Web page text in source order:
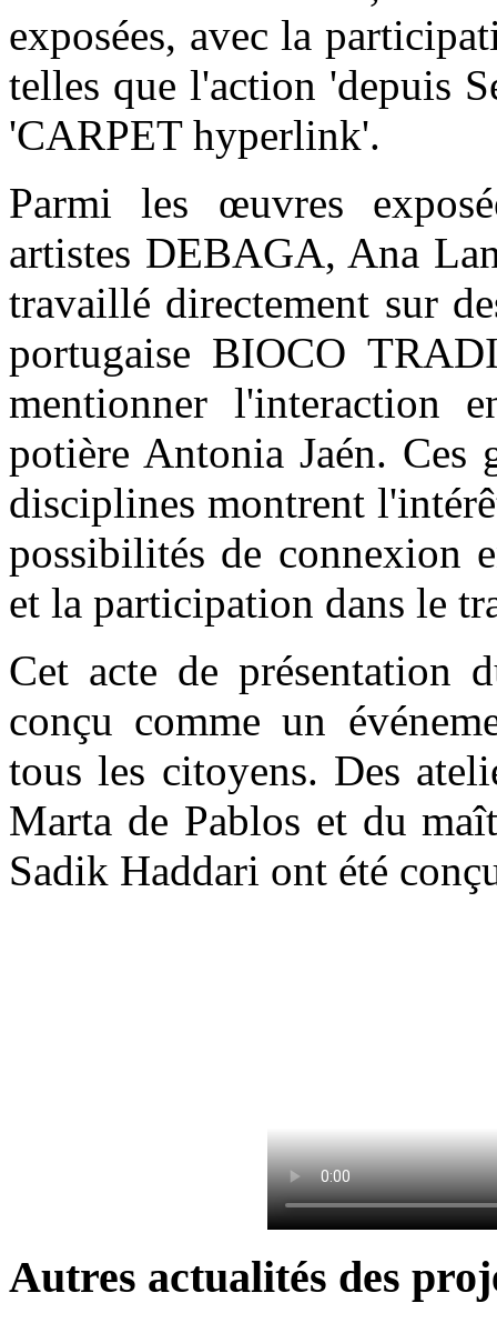
exposées, avec la
telles que l'action 'depuis
'CARPET hyperlink'.
Parmi les œuvres
artistes DEBAGA, Ana
travaillé directement sur
portugaise BIOCO
mentionner l'interaction
potière Antonia Jaén. Ces
disciplines montrent
possibilités de connexion
et la participation dans le
Cet acte de présentation
conçu comme un
tous les citoyens. Des
Marta de Pablos et du
Sadik Haddari ont été
Autres actualités des